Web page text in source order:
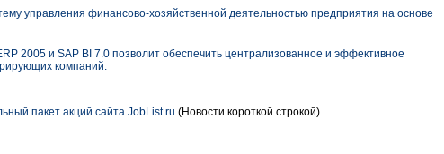
управления финансово-хозяйственной деятельностью предприятия на основе
2005 и SAP BI 7.0 позволит обеспечить централизованное и эффективное
компаний.
пакет акций сайта JobList.ru (Новости короткой строкой)